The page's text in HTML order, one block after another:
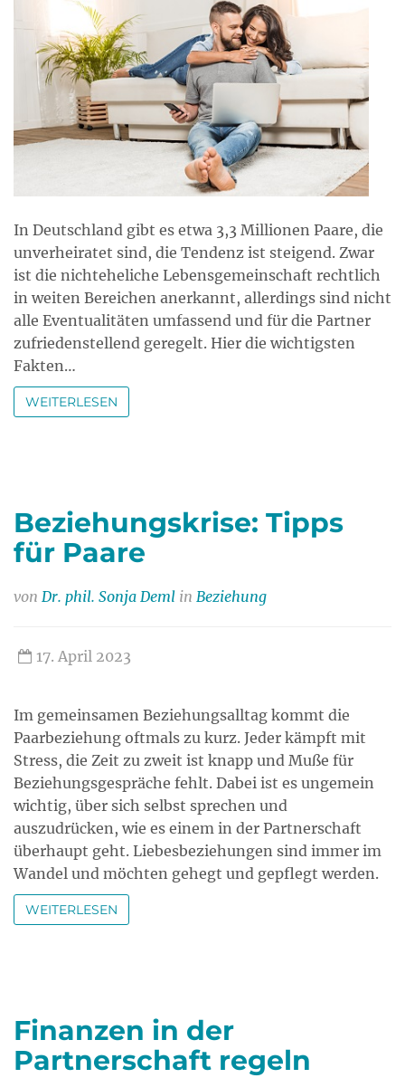
In Deutschland gibt es etwa 3,3 Millionen Paare, die
unverheiratet sind, die Tendenz ist steigend. Zwar
ist die nichteheliche Lebensgemeinschaft rechtlich
in weiten Bereichen anerkannt, allerdings sind nicht
alle Eventualitäten umfassend und für die Partner
zufriedenstellend geregelt. Hier die wichtigsten
Fakten…
WEITERLESEN
Beziehungskrise: Tipps
für Paare
von Dr. phil. Sonja Deml in Beziehung
17. April 2023
Im gemeinsamen Beziehungsalltag kommt die
Paarbeziehung oftmals zu kurz. Jeder kämpft mit
Stress, die Zeit zu zweit ist knapp und Muße für
Beziehungsgespräche fehlt. Dabei ist es ungemein
wichtig, über sich selbst sprechen und
auszudrücken, wie es einem in der Partnerschaft
überhaupt geht. Liebesbeziehungen sind immer im
Wandel und möchten gehegt und gepflegt werden.
WEITERLESEN
Finanzen in der
Partnerschaft regeln